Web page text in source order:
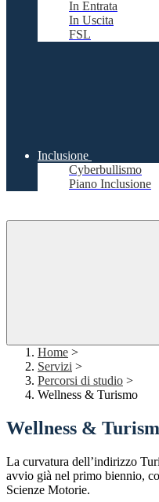
In Entrata
In Uscita
FSL
Inclusione
Cyberbullismo
Piano Inclusione
Home >
Servizi >
Percorsi di studio >
Wellness & Turismo
Wellness &
La curvatura dell’indirizzo
avvio già nel primo biennio,
Scienze Motorie.